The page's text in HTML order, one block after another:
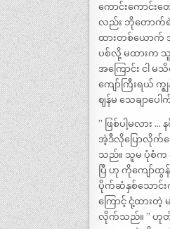
ကောင်းကောင်း
လည်း ဘိုတောက်ရဲ့
ထားတစ်ယောက်
ပစ်လို့ မထားက သူ့
အကြောင်း ငါ
ကျော်ကြီးရယ် က္
ဈန်မ သေချာပေ
” ဖြစ်ပါ့မလား
အဲ့ဒီလိုပြောလိုက်တ
သည်။ သူမ ပုံစံက
ပြီ ဟု ကိုကျော်ထွ
ပိုက်ဆံနှစ်သောင်း
ကြောင့် ငုံ့ထားတဲ့
လိုက်သည်။ ” ဟုတ်